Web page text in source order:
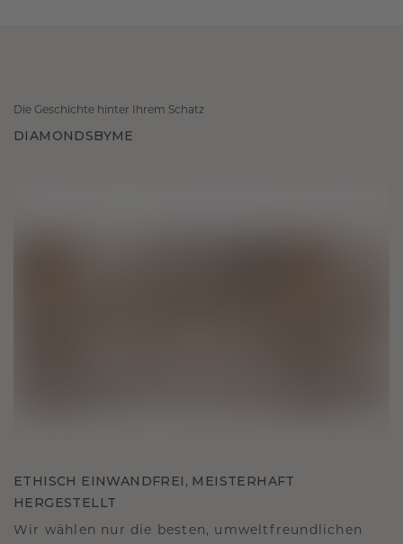
Die Geschichte hinter Ihrem Schatz
DIAMONDSBYME
ETHISCH EINWANDFREI, MEISTERHAFT
HERGESTELLT
Wir wählen nur die besten, umweltfreundlichen